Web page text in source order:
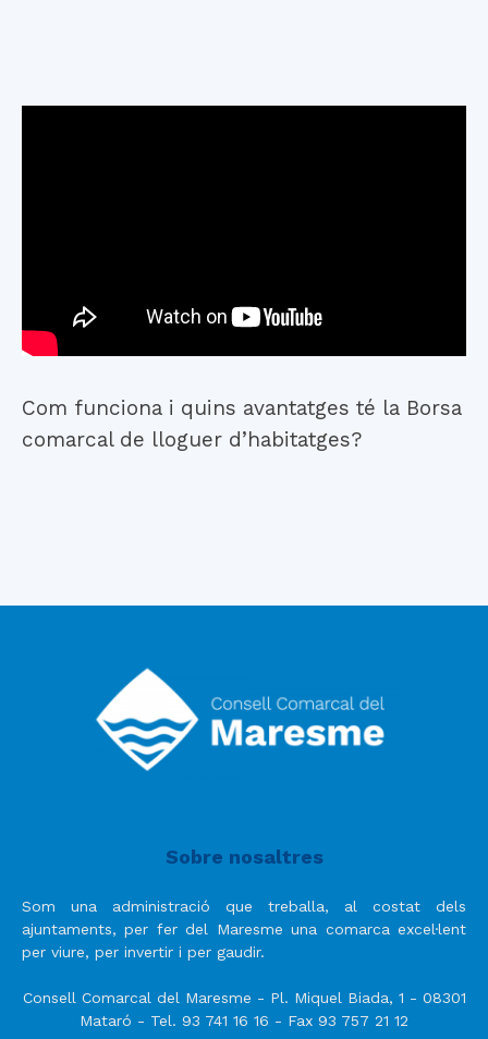
Com funciona i quins avantatges té la Borsa
comarcal de lloguer d’habitatges?
Sobre nosaltres
Som una administració que treballa, al costat dels
ajuntaments, per fer del Maresme una comarca excel·lent
per viure, per invertir i per gaudir.
Consell Comarcal del Maresme - Pl. Miquel Biada, 1 - 08301
Mataró - Tel. 93 741 16 16 - Fax 93 757 21 12